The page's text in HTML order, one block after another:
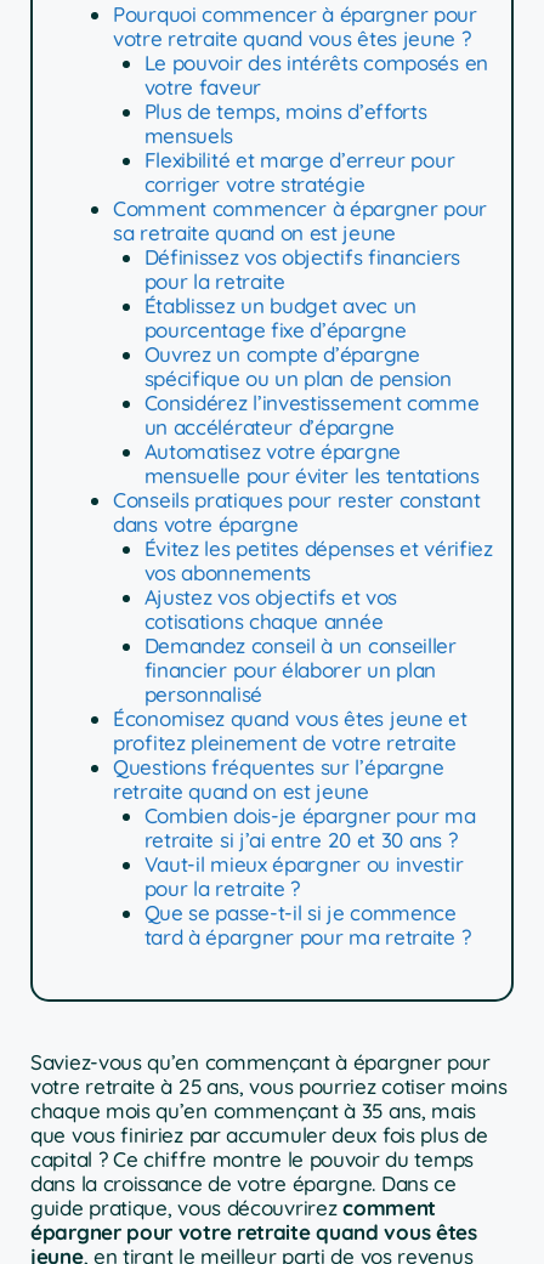
Pourquoi commencer à épargner pour
votre retraite quand vous êtes jeune ?
Le pouvoir des intérêts composés en
votre faveur
Plus de temps, moins d’efforts
mensuels
Flexibilité et marge d’erreur pour
corriger votre stratégie
Comment commencer à épargner pour
sa retraite quand on est jeune
Définissez vos objectifs financiers
pour la retraite
Établissez un budget avec un
pourcentage fixe d’épargne
Ouvrez un compte d’épargne
spécifique ou un plan de pension
Considérez l’investissement comme
un accélérateur d’épargne
Automatisez votre épargne
mensuelle pour éviter les tentations
Conseils pratiques pour rester constant
dans votre épargne
Évitez les petites dépenses et vérifiez
vos abonnements
Ajustez vos objectifs et vos
cotisations chaque année
Demandez conseil à un conseiller
financier pour élaborer un plan
personnalisé
Économisez quand vous êtes jeune et
profitez pleinement de votre retraite
Questions fréquentes sur l’épargne
retraite quand on est jeune
Combien dois-je épargner pour ma
retraite si j’ai entre 20 et 30 ans ?
Vaut-il mieux épargner ou investir
pour la retraite ?
Que se passe-t-il si je commence
tard à épargner pour ma retraite ?
Saviez-vous qu’en commençant à épargner pour
votre retraite à 25 ans, vous pourriez cotiser moins
chaque mois qu’en commençant à 35 ans, mais
que vous finiriez par accumuler deux fois plus de
capital ? Ce chiffre montre le pouvoir du temps
dans la croissance de votre épargne. Dans ce
guide pratique, vous découvrirezcomment
épargner pour votre retraite quand vous êtes
jeune, en tirant le meilleur parti de vos revenus